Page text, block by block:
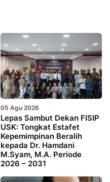
05 Agu 2026
Lepas Sambut Dekan FISIP
USK: Tongkat Estafet
Kepemimpinan Beralih
kepada Dr. Hamdani
M.Syam, M.A. Periode
2026 – 2031